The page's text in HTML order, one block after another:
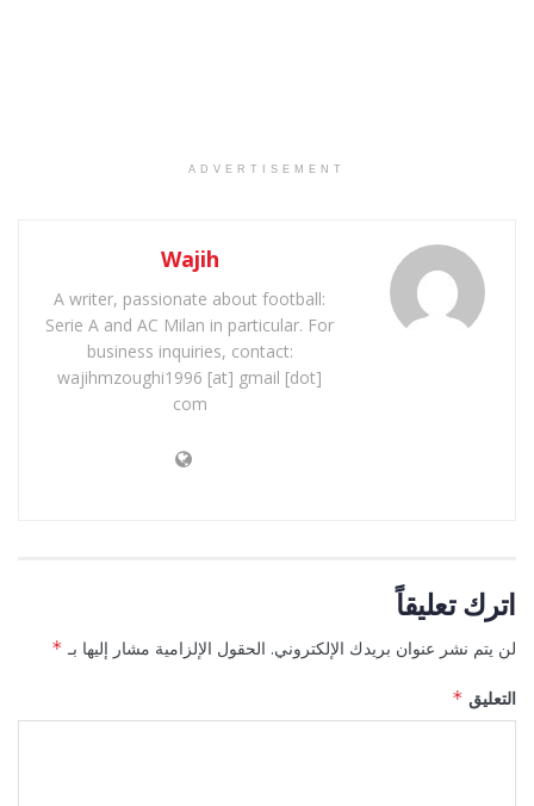
ADVERTISEMENT
Wajih
A writer, passionate about football:
Serie A and AC Milan in particular. For
business inquiries, contact:
wajihmzoughi1996 [at] gmail [dot]
com
اترك تعليقاً
لن يتم نشر عنوان بريدك الإلكتروني. الحقول الإلزامية مشار إليها بـ *
التعليق *